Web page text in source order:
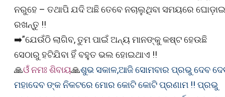
ନରୁହେ – ତଥାପି ଯଦି ଅଛି ତେବେ ନଚାଲୁଥିବା ସମୟରେ ଘୋଡ଼ାଇ
ରଖନ୍ତୁ !!
➡️”ଯେଉଁଠି ଲାଗିବ, ତୁମ ପାଇଁ ଅନ୍ୟ ମାନଙ୍କୁ କଷ୍ଟ ହେଉଛି
ସେଠାରୁ ହଟିଯିବା ହିଁ ବହୁତ ଭଲ ହୋଇଥାଏ !!
🙏ଓଁ ନମଃ ଶିବାୟ🙏ଶୁଭ ସକାଳ,ଆଜି ସୋମବାର ପ୍ରଭୁ ଦେବ
ମହାଦେବ ଙ୍କ ନିକଟରେ ମୋର କୋଟି କୋଟି ପ୍ରଣାମ !! ପ୍ରଭୁ